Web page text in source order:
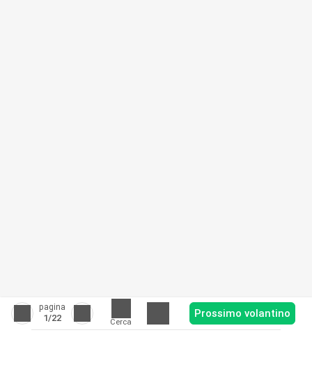
pagina
1/22 Cerca
Prossimo volantino